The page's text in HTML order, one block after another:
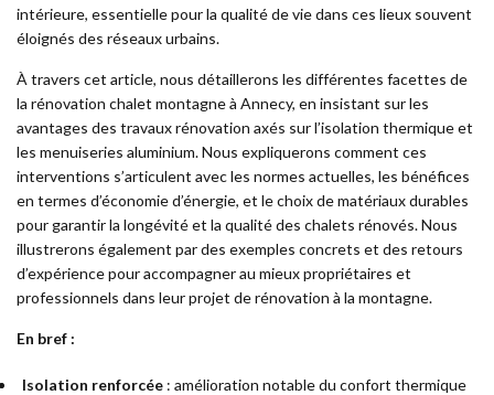
intérieure, essentielle pour la qualité de vie dans ces lieux souvent
éloignés des réseaux urbains.
À travers cet article, nous détaillerons les différentes facettes de
la rénovation chalet montagne à Annecy, en insistant sur les
avantages des travaux rénovation axés sur l’isolation thermique et
les menuiseries aluminium. Nous expliquerons comment ces
interventions s’articulent avec les normes actuelles, les bénéfices
en termes d’économie d’énergie, et le choix de matériaux durables
pour garantir la longévité et la qualité des chalets rénovés. Nous
illustrerons également par des exemples concrets et des retours
d’expérience pour accompagner au mieux propriétaires et
professionnels dans leur projet de rénovation à la montagne.
En bref :
Isolation renforcée : amélioration notable du confort thermique